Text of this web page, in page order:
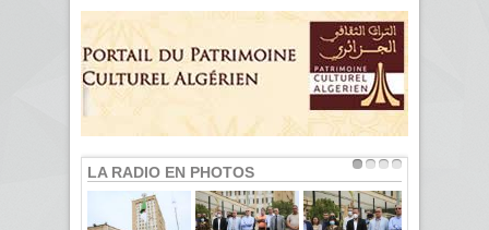
LA RADIO EN PHOTOS